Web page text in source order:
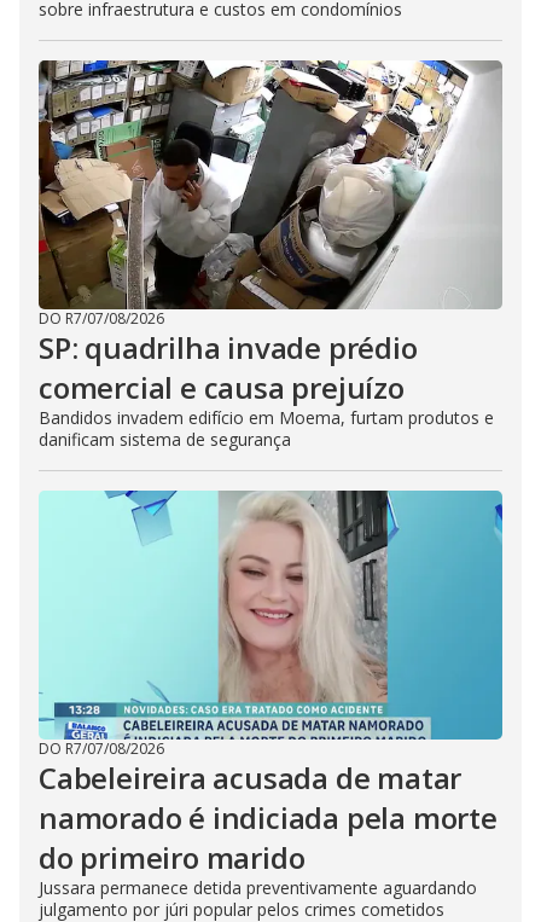
sobre infraestrutura e custos em condomínios
DO R7/07/08/2026
SP: quadrilha invade prédio
comercial e causa prejuízo
Bandidos invadem edifício em Moema, furtam produtos e
danificam sistema de segurança
DO R7/07/08/2026
Cabeleireira acusada de matar
namorado é indiciada pela morte
do primeiro marido
Jussara permanece detida preventivamente aguardando
julgamento por júri popular pelos crimes cometidos